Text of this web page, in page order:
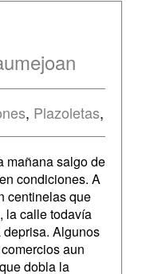
, Plazoletas,
mañana salgo de
condiciones. A
centinelas que
la calle todavía
Algunos
aun
dobla la